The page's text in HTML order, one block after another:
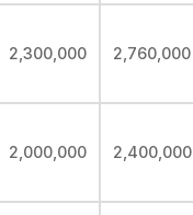
2,300,000 2,760,000
2,000,000 2,400,000